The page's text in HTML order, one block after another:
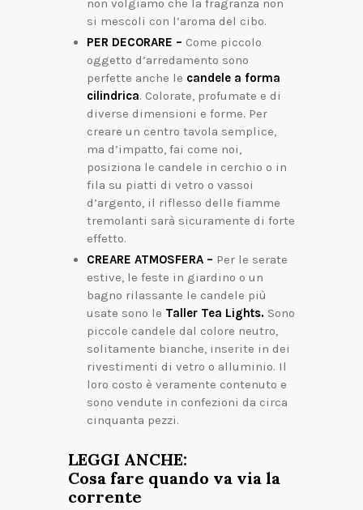
non volgiamo che la fragranza non
si mescoli con l’aroma del cibo.
PER DECORARE – Come piccolo
oggetto d’arredamento sono
perfette anche le candele a forma
cilindrica. Colorate, profumate e di
diverse dimensioni e forme. Per
creare un centro tavola semplice,
ma d’impatto, fai come noi,
posiziona le candele in cerchio o in
fila su piatti di vetro o vassoi
d’argento, il riflesso delle fiamme
tremolanti sarà sicuramente di forte
effetto.
CREARE ATMOSFERA – Per le serate
estive, le feste in giardino o un
bagno rilassante le candele più
usate sono le Taller Tea Lights. Sono
piccole candele dal colore neutro,
solitamente bianche, inserite in dei
rivestimenti di vetro o alluminio. Il
loro costo è veramente contenuto e
sono vendute in confezioni da circa
cinquanta pezzi.
LEGGI ANCHE:
Cosa fare quando va via la
corrente